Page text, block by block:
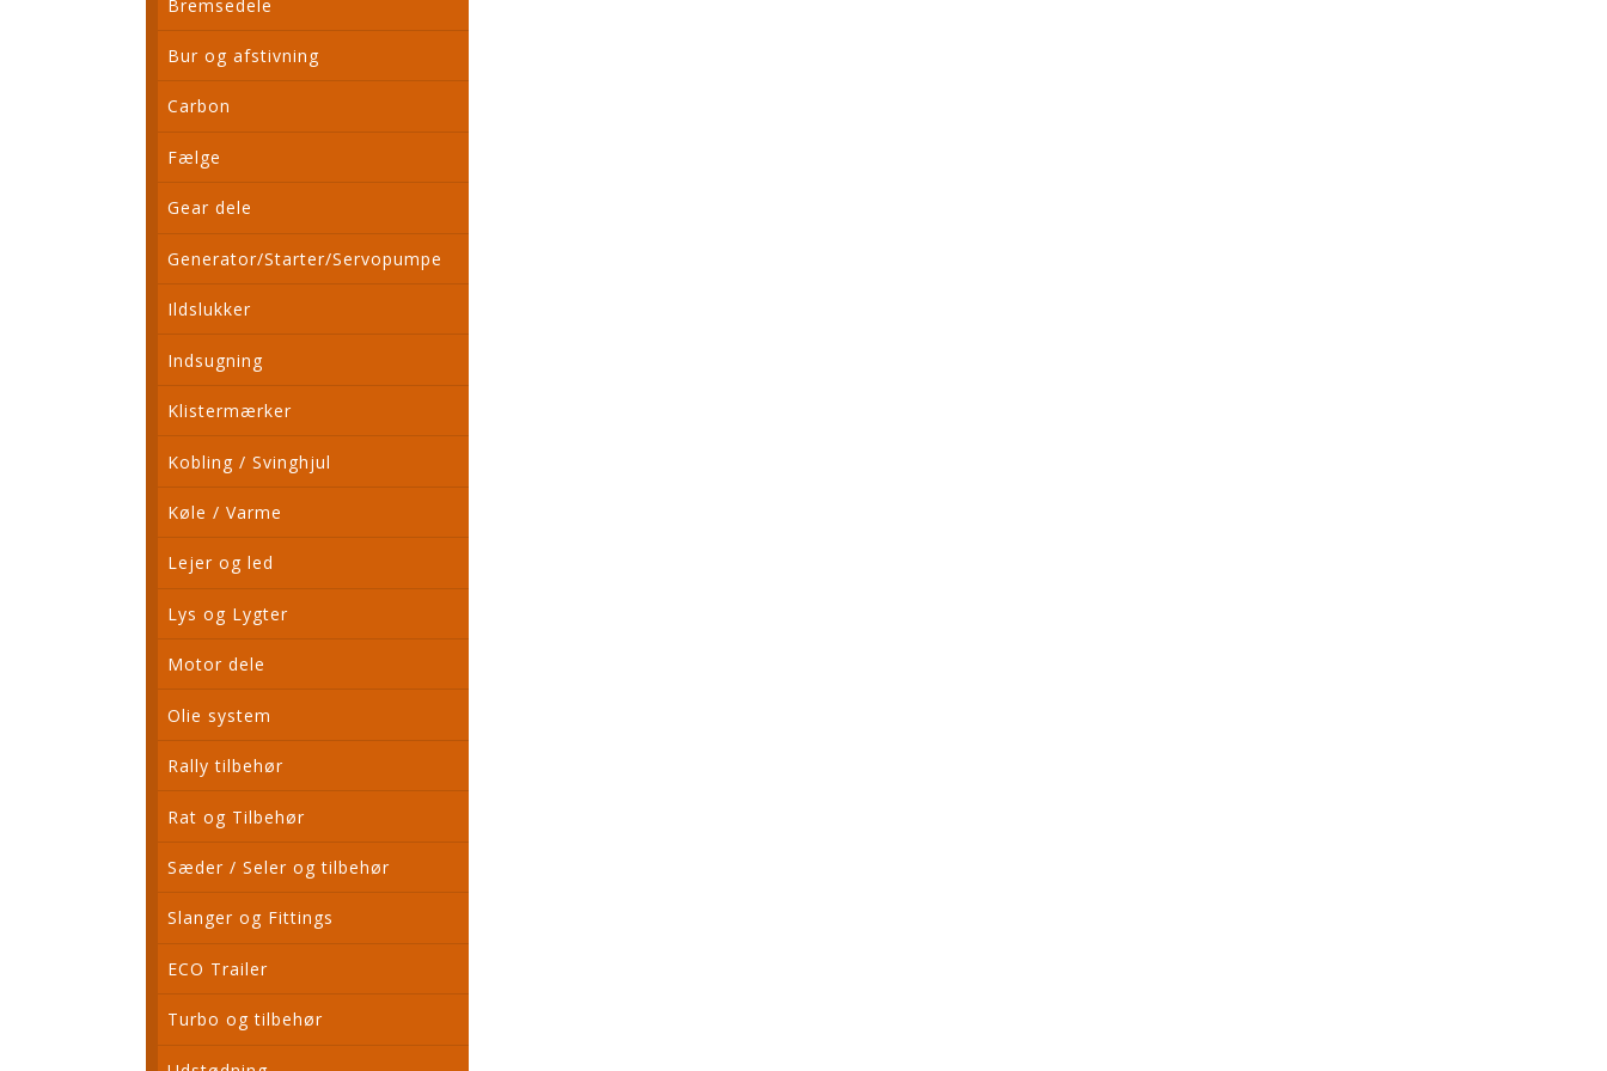
Bremsedele
Bur og afstivning
Carbon
Fælge
Gear dele
Generator/Starter/Servopumpe
Ildslukker
Indsugning
Klistermærker
Kobling / Svinghjul
Køle / Varme
Lejer og led
Lys og Lygter
Motor dele
Olie system
Rally tilbehør
Rat og Tilbehør
Sæder / Seler og tilbehør
Slanger og Fittings
ECO Trailer
Turbo og tilbehør